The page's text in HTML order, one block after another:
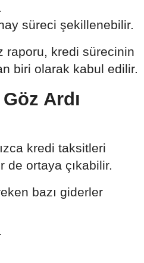
süreci şekillenebilir.
raporu, kredi sürecinin
biri olarak kabul edilir.
Ardı
kredi taksitleri
de ortaya çıkabilir.
bazı giderler